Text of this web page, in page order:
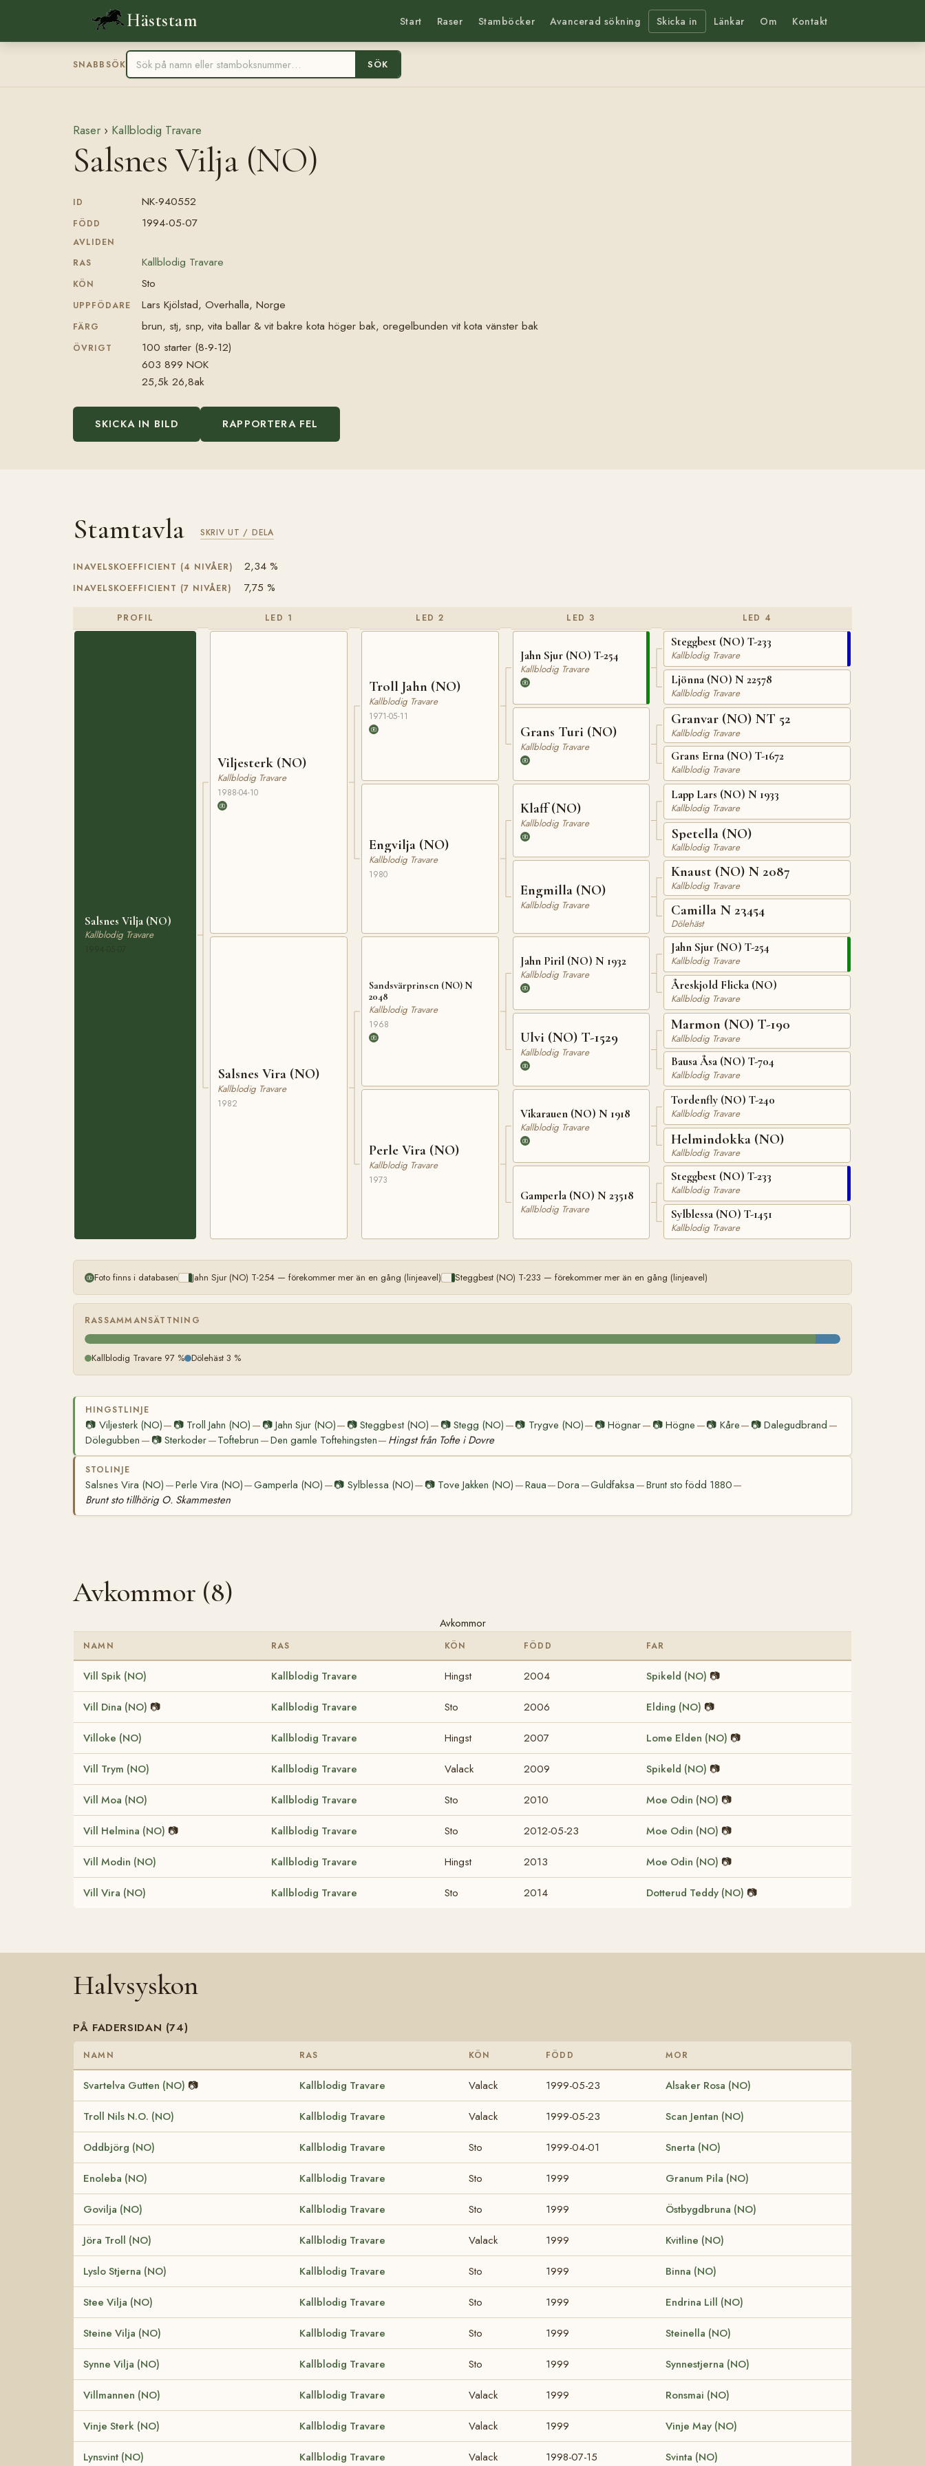
Häststam Start Raser Stamböcker Avancerad sökning Skicka in Länkar Om Kontakt
SNABBSÖK SÖK
Raser › Kallblodig Travare
Salsnes Vilja (NO)
ID NK-940552
FÖDD 1994-05-07
AVLIDEN
RAS
Kallblodig Travare
KÖN Sto
UPPFÖDARE Lars Kjölstad, Overhalla, Norge
FÄRG brun, stj, snp, vita ballar & vit bakre kota höger bak, oregelbunden vit kota vänster bak
ÖVRIGT
100 starter (8-9-12)
603 899 NOK
25,5k 26,8ak
SKICKA IN BILD RAPPORTERA FEL
Stamtavla SKRIV UT / DELA
INAVELSKOEFFICIENT (4 NIVÅER) 2,34 %
INAVELSKOEFFICIENT (7 NIVÅER) 7,75 %
PROFIL
Salsnes Vilja (NO)
Kallblodig Travare
LED 1
Viljesterk (NO)
Kallblodig Travare
1988-04-10
Salsnes Vira (NO)
Kallblodig Travare
1982
LED 2
Troll Jahn (NO)
Kallblodig Travare
1971-05-11
Engvilja (NO)
Kallblodig Travare
1980
Sandsvärprinsen (NO) N
2048
Kallblodig Travare
1968
Perle Vira (NO)
Kallblodig Travare
1973
LED 3
Jahn Sjur (NO) T-254
Kallblodig Travare
Grans Turi (NO)
Kallblodig Travare
Klaff (NO)
Kallblodig Travare
Engmilla (NO)
Kallblodig Travare
Jahn Piril (NO) N 1932
Kallblodig Travare
Ulvi (NO) T-1529
Kallblodig Travare
Vikarauen (NO) N 1918
Kallblodig Travare
Gamperla (NO) N 23518
Kallblodig Travare
LED 4
Steggbest (NO) T-233
Kallblodig Travare
Ljönna (NO) N 22578
Kallblodig Travare
Granvar (NO) NT 52
Kallblodig Travare
Grans Erna (NO) T-1672
Kallblodig Travare
Lapp Lars (NO) N 1933
Kallblodig Travare
Spetella (NO)
Kallblodig Travare
Knaust (NO) N 2087
Kallblodig Travare
Camilla N 23454
Dölehäst
Jahn Sjur (NO) T-254
Kallblodig Travare
Åreskjold Flicka (NO)
Kallblodig Travare
Marmon (NO) T-190
Kallblodig Travare
Bausa Åsa (NO) T-704
Kallblodig Travare
Tordenfly (NO) T-240
Kallblodig Travare
Helmindokka (NO)
Kallblodig Travare
Steggbest (NO) T-233
Kallblodig Travare
Sylblessa (NO) T-1451
Kallblodig Travare
Foto finns i databasen Jahn Sjur (NO) T-254 — förekommer mer än en gång (linjeavel) Steggbest (NO) T-233 — förekommer mer än en gång (linjeavel)
RASSAMMANSÄTTNING
Kallblodig Travare 97 % Dölehäst 3 %
HINGSTLINJE
📷 Viljesterk (NO)— 📷 Troll Jahn (NO) — 📷Jahn Sjur (NO)— 📷 Steggbest (NO) — 📷Stegg (NO) —📷 Trygve (NO)— 📷Högnar— 📷Högne —📷 Kåre— 📷Dalegudbrand —
Dölegubben — 📷Sterkoder—Toftebrun —Den gamle Toftehingsten— Hingst från Tofte i Dovre
STOLINJE
Salsnes Vira (NO) —Perle Vira (NO)—Gamperla (NO) —📷 Sylblessa (NO)— 📷 Tove Jakken (NO) —Raua—Dora —Guldfaksa —Brunt sto född 1880—
Brunt sto tillhörig O. Skammesten
Avkommor (8)
Avkommor
NAMN RAS KÖN FÖDD FAR
Vill Spik (NO) Kallblodig Travare Hingst 2004 Spikeld (NO) 📷
Vill Dina (NO) 📷 Kallblodig Travare Sto 2006 Elding (NO) 📷
Villoke (NO) Kallblodig Travare Hingst 2007 Lome Elden (NO) 📷
Vill Trym (NO) Kallblodig Travare Valack 2009 Spikeld (NO) 📷
Vill Moa (NO) Kallblodig Travare Sto 2010 Moe Odin (NO) 📷
Vill Helmina (NO) 📷 Kallblodig Travare Sto 2012-05-23 Moe Odin (NO) 📷
Vill Modin (NO) Kallblodig Travare Hingst 2013 Moe Odin (NO) 📷
Vill Vira (NO) Kallblodig Travare Sto 2014 Dotterud Teddy (NO) 📷
Halvsyskon
PÅ FADERSIDAN (74)
NAMN RAS KÖN FÖDD MOR
Svartelva Gutten (NO) 📷 Kallblodig Travare Valack 1999-05-23 Alsaker Rosa (NO)
Troll Nils N.O. (NO) Kallblodig Travare Valack 1999-05-23 Scan Jentan (NO)
Oddbjörg (NO) Kallblodig Travare Sto 1999-04-01 Snerta (NO)
Enoleba (NO) Kallblodig Travare Sto 1999 Granum Pila (NO)
Govilja (NO) Kallblodig Travare Sto 1999 Östbygdbruna (NO)
Jöra Troll (NO) Kallblodig Travare Valack 1999 Kvitline (NO)
Lyslo Stjerna (NO) Kallblodig Travare Sto 1999 Binna (NO)
Stee Vilja (NO) Kallblodig Travare Sto 1999 Endrina Lill (NO)
Steine Vilja (NO) Kallblodig Travare Sto 1999 Steinella (NO)
Synne Vilja (NO) Kallblodig Travare Sto 1999 Synnestjerna (NO)
Villmannen (NO) Kallblodig Travare Valack 1999 Ronsmai (NO)
Vinje Sterk (NO) Kallblodig Travare Valack 1999 Vinje May (NO)
Lynsvint (NO) Kallblodig Travare Valack 1998-07-15 Svinta (NO)